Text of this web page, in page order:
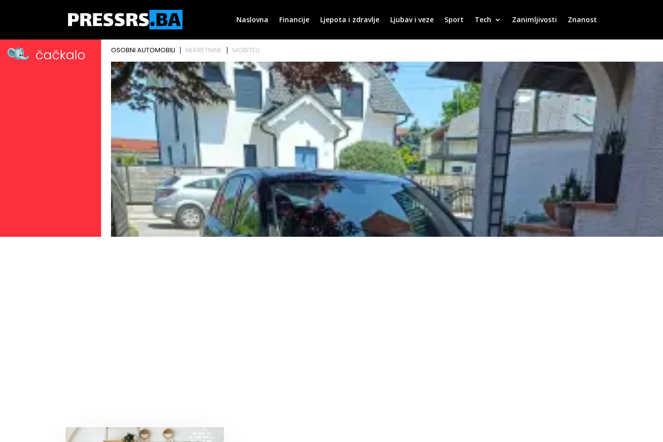
Naslovna Financije Ljepota i zdravlje Ljubav i veze Sport Tech Zanimljivosti Znanost